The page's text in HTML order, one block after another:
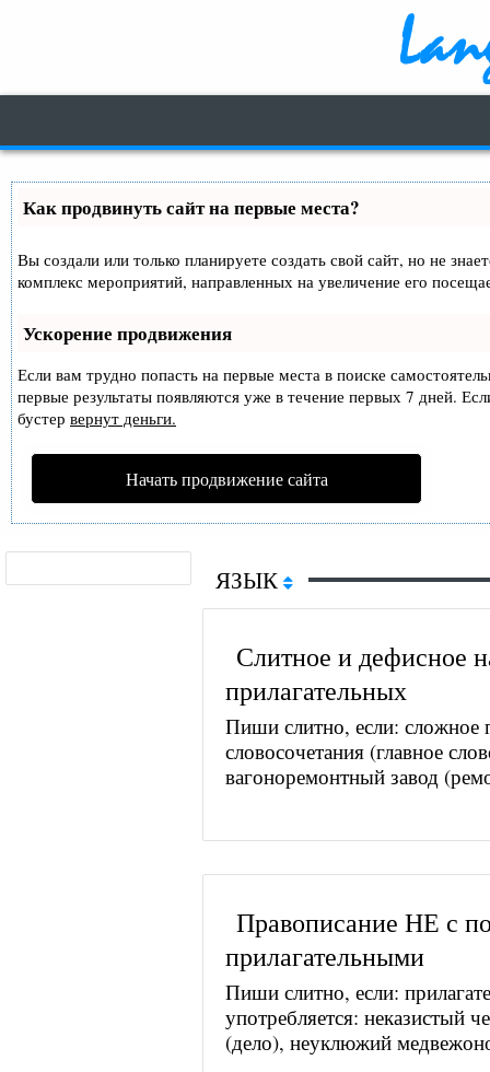
Как продвинуть сайт на первые места?
Вы создали или только планируете создать свой сайт, но не
комплекс мероприятий, направленных на увеличение его
Ускорение продвижения
Если вам трудно попасть на первые места в поиске
первые результаты появляются уже в течение первых 7 дней.
бустер вернут деньги.
Начать продвижение сайта
ЯЗЫК
Слитное и дефисное
прилагательных
Пиши слитно, если: сложное
словосочетания (главное
вагоноремонтный завод
Правописание НЕ с
прилагательными
Пиши слитно, если:
употребляется: неказистый
(дело), неуклюжий